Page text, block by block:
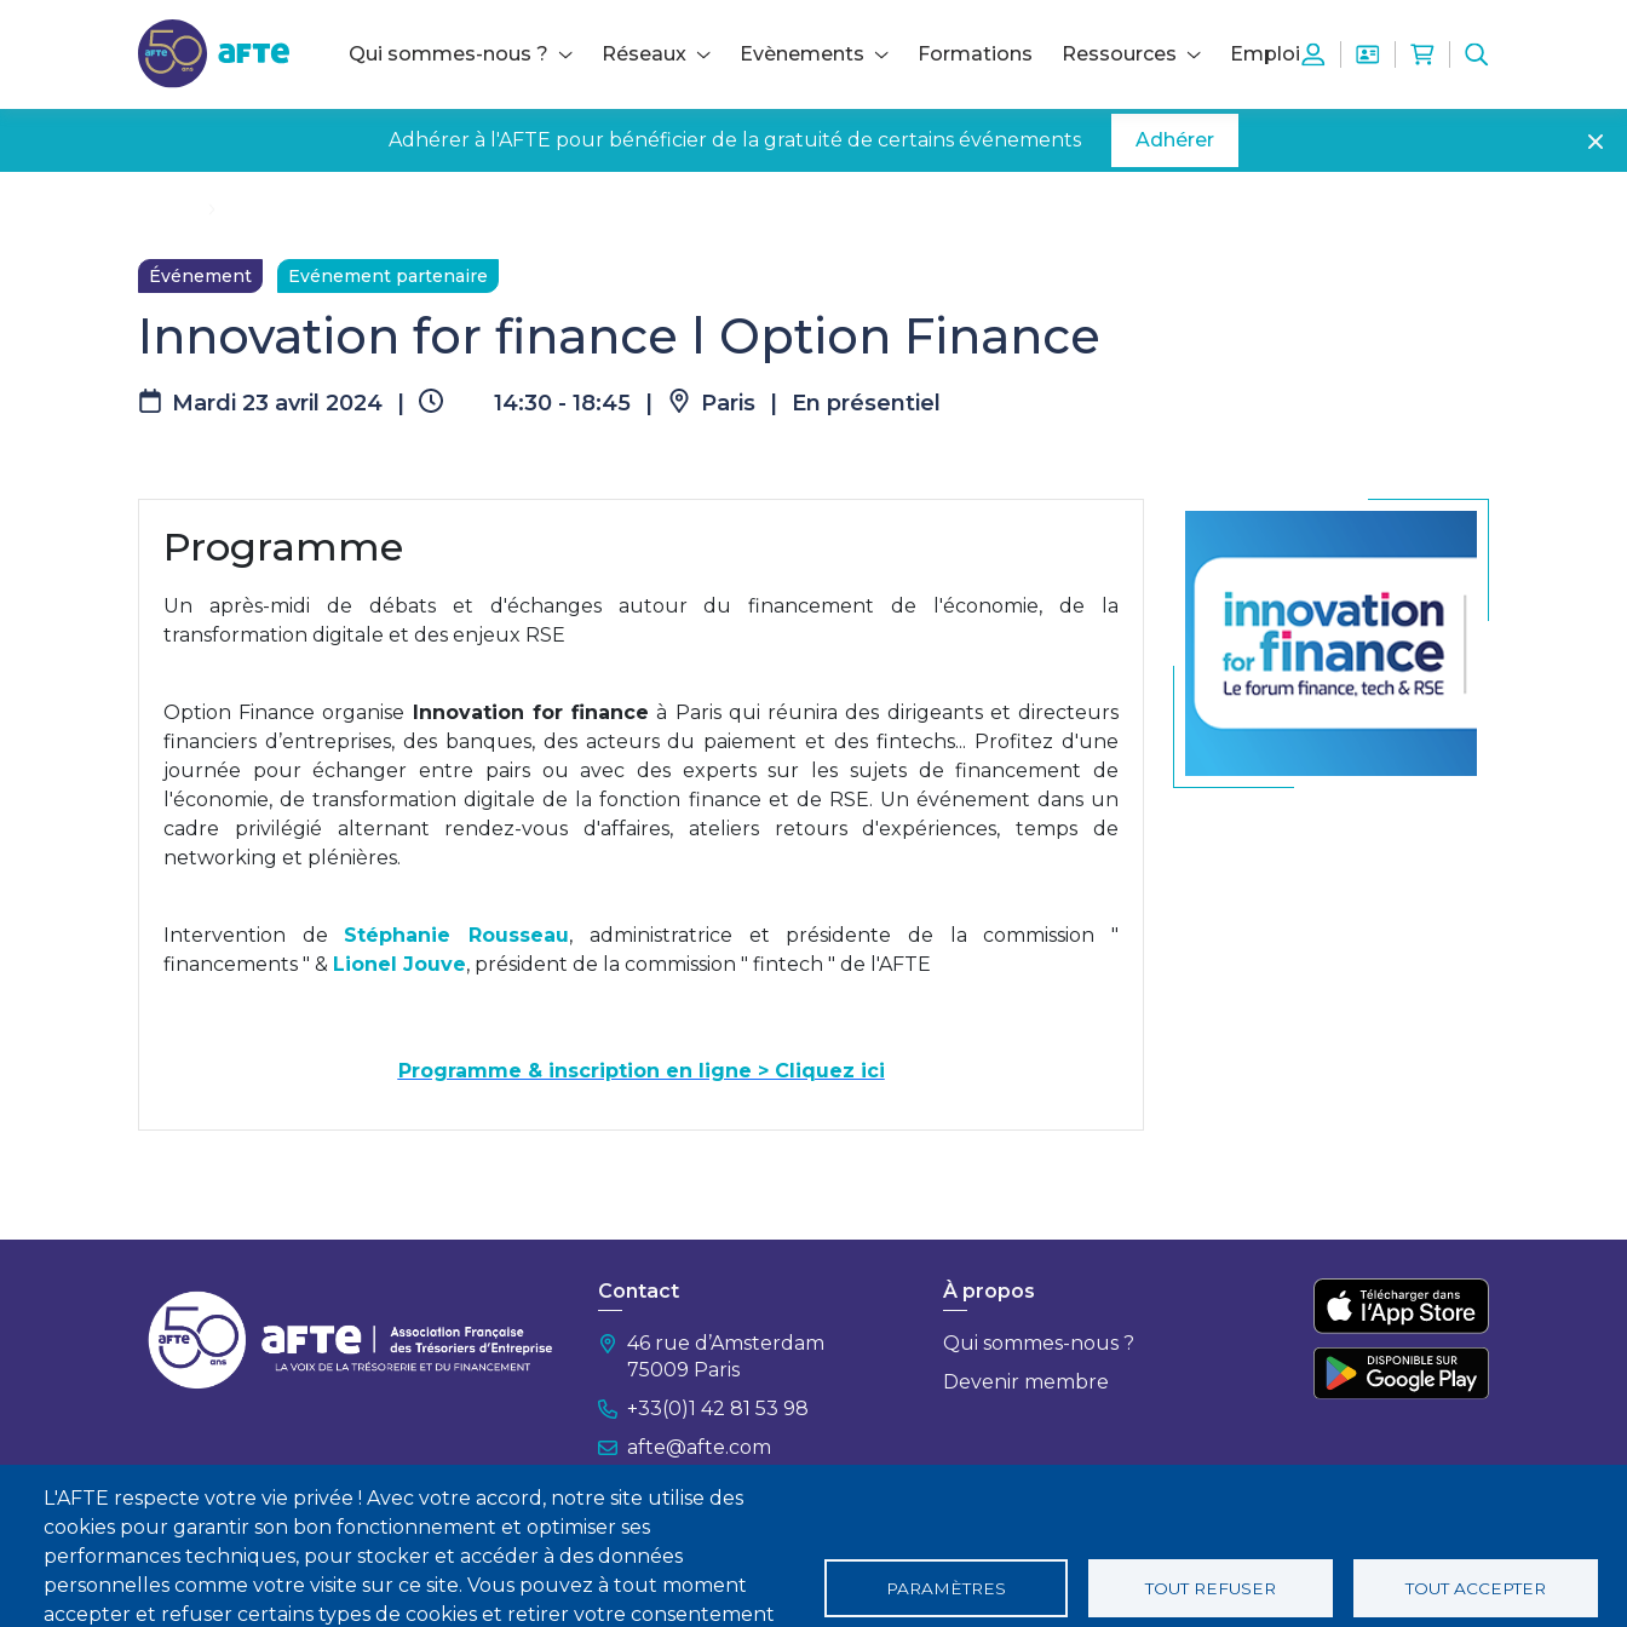
L'AFTE respecte votre vie privée ! Avec votre accord, notre site utilise des
cookies pour garantir son bon fonctionnement et optimiser ses
performances techniques, pour stocker et accéder à des données
personnelles comme votre visite sur ce site. Vous pouvez à tout moment
accepter et refuser certains types de cookies et retirer votre consentement
PARAMÈTRES TOUT REFUSER TOUT ACCEPTER
Qui sommes-nous ? Réseaux Evènements Formations Ressources Emploi
Adhérer à l'AFTE pour bénéficier de la gratuité de certains événements Adhérer
Événement Evénement partenaire
Innovation for finance l Option Finance
Mardi 23 avril 2024 14:30 - 18:45 Paris En présentiel
Programme
Un après-midi de débats et d'échanges autour du financement de l'économie, de la
transformation digitale et des enjeux RSE
Option Finance organise Innovation for finance à Paris qui réunira des dirigeants et directeurs
financiers d’entreprises, des banques, des acteurs du paiement et des fintechs... Profitez d'une
journée pour échanger entre pairs ou avec des experts sur les sujets de financement de
l'économie, de transformation digitale de la fonction finance et de RSE. Un événement dans un
cadre privilégié alternant rendez-vous d'affaires, ateliers retours d'expériences, temps de
networking et plénières.
Intervention de Stéphanie Rousseau, administratrice et présidente de la commission "
financements " & Lionel Jouve, président de la commission " fintech " de l'AFTE
Programme & inscription en ligne > Cliquez ici
Contact
46 rue d’Amsterdam
75009 Paris
+33(0)1 42 81 53 98
afte@afte.com
Nous contacter
À propos
Qui sommes-nous ?
Devenir membre